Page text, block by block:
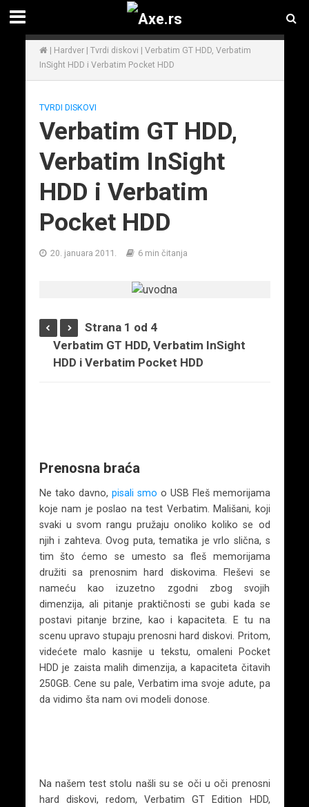
| Hardver| Tvrdi diskovi | Verbatim GT HDD, Verbatim
InSight HDD i Verbatim Pocket HDD
TVRDI DISKOVI
Verbatim GT HDD,
Verbatim InSight
HDD i Verbatim
Pocket HDD
20. januara 2011. 6 min čitanja
Strana 1 od 4
Verbatim GT HDD, Verbatim InSight
HDD i Verbatim Pocket HDD
Prenosna braća
Ne tako davno, pisali smo o USB Fleš memorijama
koje nam je poslao na test Verbatim. Mališani, koji
svaki u svom rangu pružaju onoliko koliko se od
njih i zahteva. Ovog puta, tematika je vrlo slična, s
tim što ćemo se umesto sa fleš memorijama
družiti sa prenosnim hard diskovima. Fleševi se
nameću kao izuzetno zgodni zbog svojih
dimenzija, ali pitanje praktičnosti se gubi kada se
postavi pitanje brzine, kao i kapaciteta. E tu na
scenu upravo stupaju prenosni hard diskovi. Pritom,
videćete malo kasnije u tekstu, omaleni Pocket
HDD je zaista malih dimenzija, a kapaciteta čitavih
250GB. Cene su pale, Verbatim ima svoje adute, pa
da vidimo šta nam ovi modeli donose.
Na našem test stolu našli su se oči u oči prenosni
hard diskovi, redom, Verbatim GT Edition HDD,